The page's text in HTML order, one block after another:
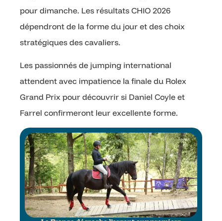
pour dimanche. Les résultats CHIO 2026
dépendront de la forme du jour et des choix
stratégiques des cavaliers.
Les passionnés de jumping international
attendent avec impatience la finale du Rolex
Grand Prix pour découvrir si Daniel Coyle et
Farrel confirmeront leur excellente forme.